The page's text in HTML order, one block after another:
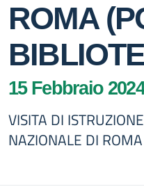
ROMA
15 Febbraio 2024
VISITA DI
NAZIONALE DI